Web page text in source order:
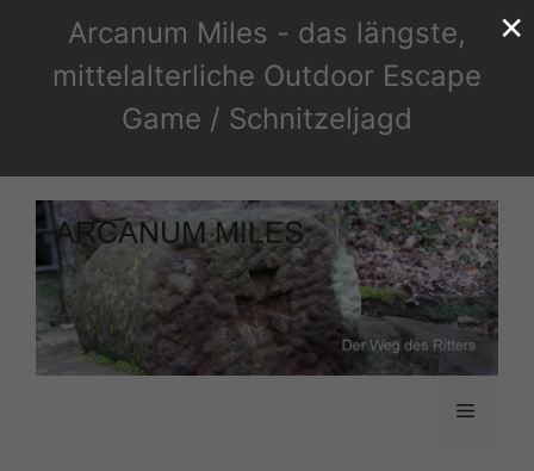
springen
Arcanum Miles - das längste,
mittelalterliche Outdoor Escape
Game / Schnitzeljagd
Menü
×